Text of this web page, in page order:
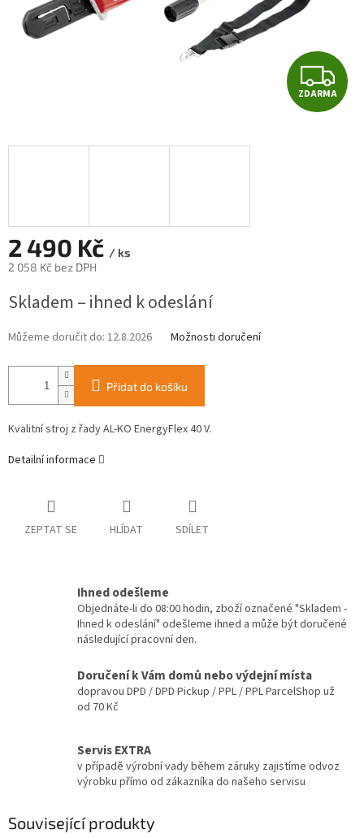
Z
D
ZDARMA
2 490 Kč / ks
2 058 Kč bez DPH
cena:
Skladem – ihned k odeslání
Můžeme doručit do: 12.8.2026 Možnosti doručení
Přidat do košíku
Kvalitní stroj z řady AL-KO EnergyFlex 40 V.
Detailní informace
ZEPTAT SE HLÍDAT SDÍLET
Ihned odešleme
Objednáte-li do 08:00 hodin, zboží označené "Skladem -
Ihned k odeslání" odešleme ihned a může být doručené
následující pracovní den.
Doručení k Vám domů nebo výdejní místa
dopravou DPD / DPD Pickup / PPL / PPL ParcelShop už
od 70 Kč
Servis EXTRA
v případě výrobní vady během záruky zajistíme odvoz
výrobku přímo od zákazníka do našeho servisu
Související produkty